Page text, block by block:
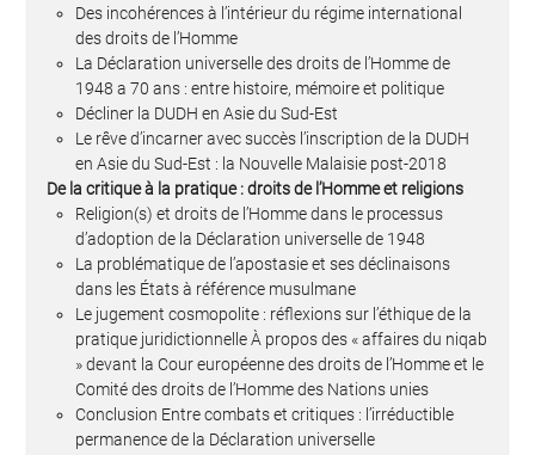
Des incohérences à l’intérieur du régime international
des droits de l’Homme
La Déclaration universelle des droits de l’Homme de
1948 a 70 ans : entre histoire, mémoire et politique
Décliner la DUDH en Asie du Sud-Est
Le rêve d’incarner avec succès l’inscription de la DUDH
en Asie du Sud-Est : la Nouvelle Malaisie post-2018
De la critique à la pratique : droits de l’Homme et religions
Religion(s) et droits de l’Homme dans le processus
d’adoption de la Déclaration universelle de 1948
La problématique de l’apostasie et ses déclinaisons
dans les États à référence musulmane
Le jugement cosmopolite : réflexions sur l’éthique de la
pratique juridictionnelle À propos des « affaires du niqab
» devant la Cour européenne des droits de l’Homme et le
Comité des droits de l’Homme des Nations unies
Conclusion Entre combats et critiques : l’irréductible
permanence de la Déclaration universelle